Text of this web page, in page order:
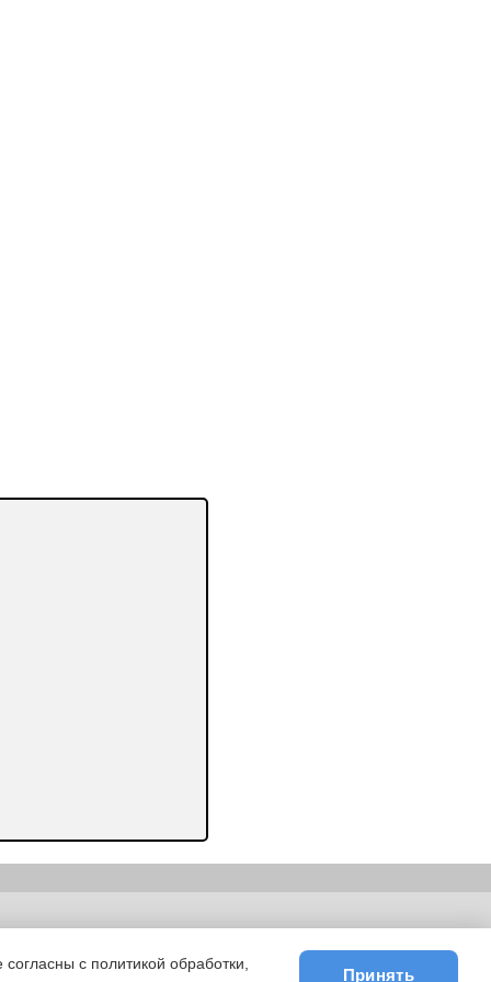
улыбнемся. Ход занятия:
друг. -Давайте поможем в
|E-mail
с политикой обработки,
Принять